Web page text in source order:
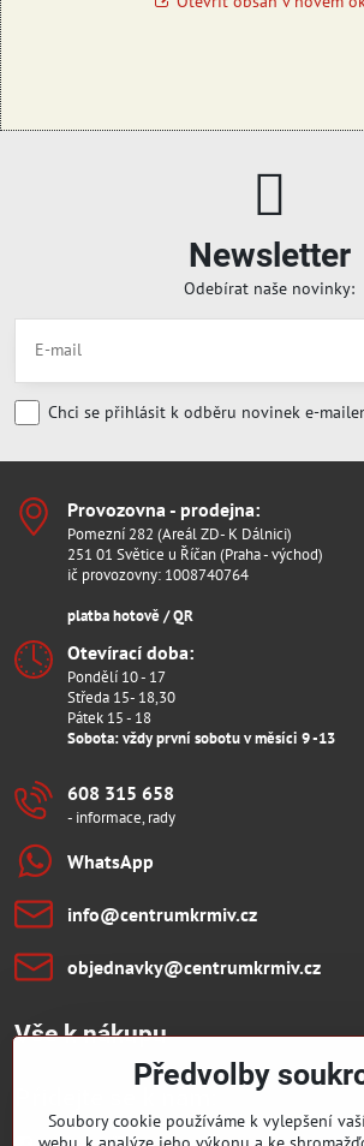
Newsletter
Odebírat naše novinky:
Chci se přihlásit k odběru novinek e-
Provozovna - prodejna:
Pomezní 282 (Areál ZD- K Dálnici)
251 01 Světice u Říčan (Praha - východ)
ič provozovny: 1008740764
platba hotově / QR
Otevírací doba:
Pondělí 10 - 17
Středa 15- 18,30
Pátek 15 - 18
Sobota: vždy první sobotu v měsíci 9 -13
608 315 658
- informace, rady
WhatsApp
info​@centrumkrmiv​.cz
objednavky​@centrumkrmiv​.cz
Vše k nákupu
Předvolby
Soubory cookie používáme k vylepšení